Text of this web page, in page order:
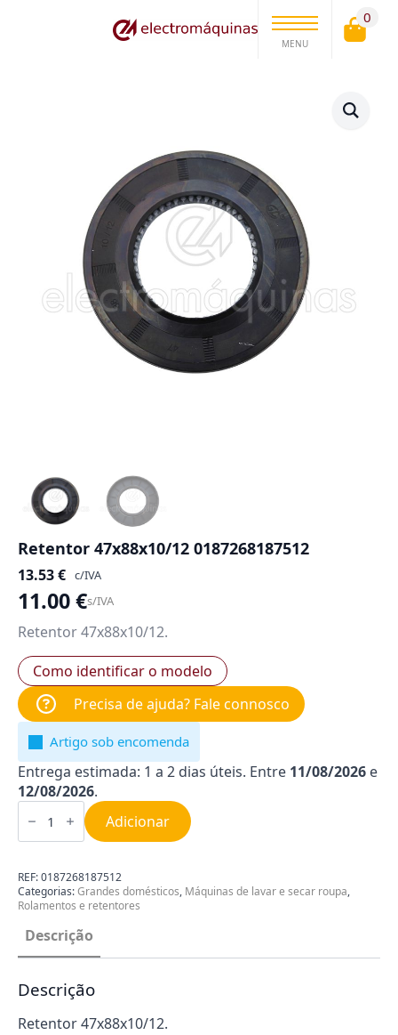
MENU
0
Retentor 47x88x10/12 0187268187512
13.53€ c/IVA
11.00€s/IVA
Retentor 47x88x10/12.
Como identificar o modelo
Precisa de ajuda? Fale connosco
Artigo sob encomenda
Entrega estimada: 1 a 2 dias úteis. Entre 11/08/2026 e
12/08/2026.
Quantidade
de
47x88x10/12
Adicionar
REF:0187268187512
Categorias:Grandes domésticos, Máquinas de lavar e secar roupa,
Rolamentos e retentores
Descrição
Descrição
Retentor 47x88x10/12.